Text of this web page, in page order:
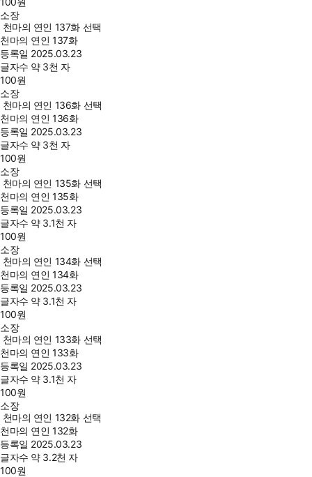
소장
천마의 연인 137화 선택
천마의 연인 137화
등록일 2025.03.23
글자수 약 3천 자
100원
소장
천마의 연인 136화 선택
천마의 연인 136화
등록일 2025.03.23
글자수 약 3천 자
100원
소장
천마의 연인 135화 선택
천마의 연인 135화
등록일 2025.03.23
글자수 약 3.1천 자
100원
소장
천마의 연인 134화 선택
천마의 연인 134화
등록일 2025.03.23
글자수 약 3.1천 자
100원
소장
천마의 연인 133화 선택
천마의 연인 133화
등록일 2025.03.23
글자수 약 3.1천 자
100원
소장
천마의 연인 132화 선택
천마의 연인 132화
등록일 2025.03.23
글자수 약 3.2천 자
100원